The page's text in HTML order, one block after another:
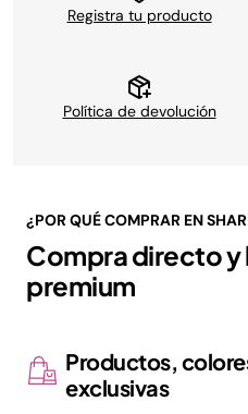
Registra tu producto
Política de devolución
¿POR QUÉ COMPRAR EN
Compra directo
premium
Productos,
exclusivas